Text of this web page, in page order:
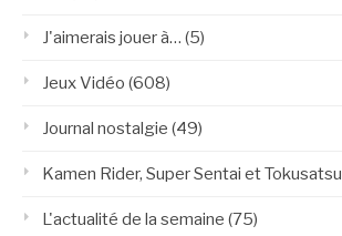
J'aimerais jouer à… (5)
Jeux Vidéo (608)
Journal nostalgie (49)
Kamen Rider, Super Sentai et Tokusatsu
L'actualité de la semaine (75)